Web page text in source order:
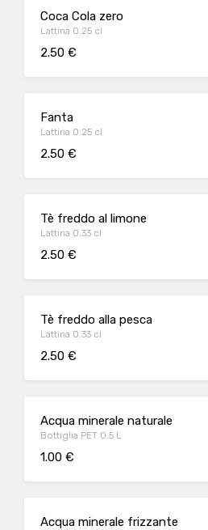
Coca Cola zero
Lattina 0.25 cl
2.50 €
Fanta
Lattina 0.25 cl
2.50 €
Tè freddo al limone
Lattina 0.33 cl
2.50 €
Tè freddo alla pesca
Lattina 0.33 cl
2.50 €
Acqua minerale naturale
Bottiglia PET 0.5 L
1.00 €
Acqua minerale frizzante